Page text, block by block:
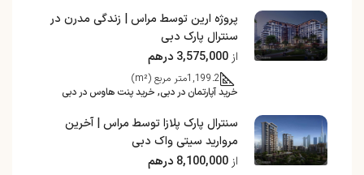
پروژه ارین توسط مراس | زندگی مدرن در
سنترال پارک دبی
از 3,575,000 درهم
1,199.2متر مربع (m²)
خرید آپارتمان در دبی, خرید پنت هاوس در دبی
سنترال پارک پلازا توسط مراس | آخرین
مروارید سیتی واک دبی
از 8,100,000 درهم